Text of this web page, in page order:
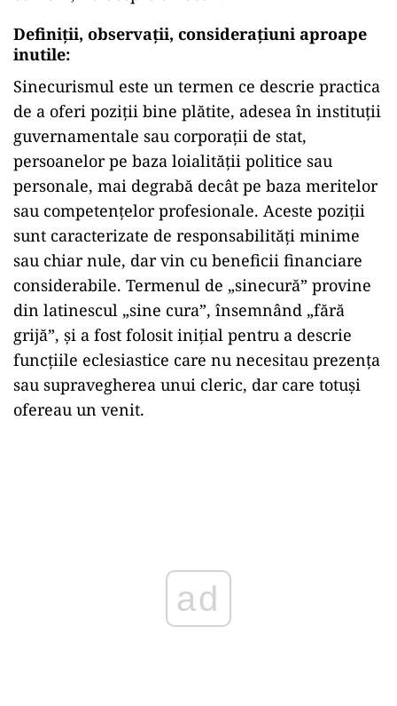
Definiții, observații, considerațiuni aproape
inutile:
Sinecurismul este un termen ce descrie practica
de a oferi poziții bine plătite, adesea în instituții
guvernamentale sau corporații de stat,
persoanelor pe baza loialității politice sau
personale, mai degrabă decât pe baza meritelor
sau competențelor profesionale. Aceste poziții
sunt caracterizate de responsabilități minime
sau chiar nule, dar vin cu beneficii financiare
considerabile. Termenul de „sinecură” provine
din latinescul „sine cura”, însemnând „fără
grijă”, și a fost folosit inițial pentru a descrie
funcțiile eclesiastice care nu necesitau prezența
sau supravegherea unui cleric, dar care totuși
ofereau un venit.
ad